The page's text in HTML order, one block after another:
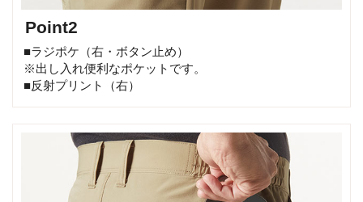
Point2
■ラジポケ（右・ボタン止め）
※出し入れ便利なポケットです。
■反射プリント（右）